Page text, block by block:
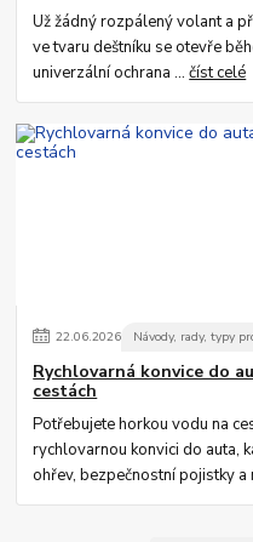
Už žádný rozpálený volant a
ve tvaru deštníku se otevře
univerzální ochrana ...číst celé
22.06.2026 Návody, rady, typy
Rychlovarná konvice do
cestách
Potřebujete horkou vodu na
rychlovarnou konvici do auta,
ohřev, bezpečnostní pojistky a